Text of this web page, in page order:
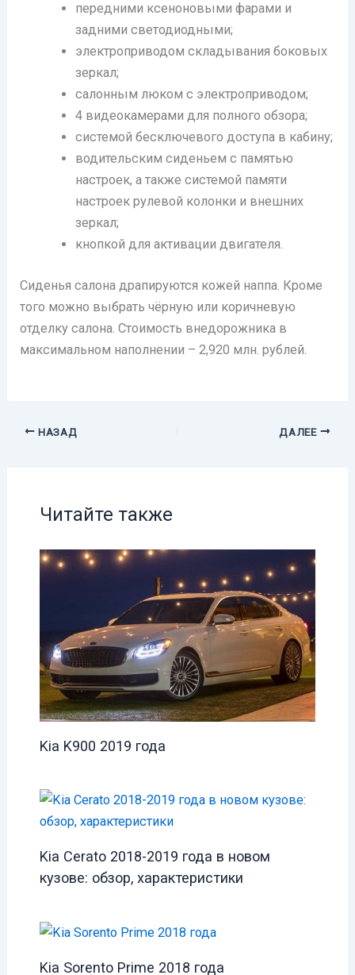
передними ксеноновыми фарами и
задними светодиодными;
электроприводом складывания боковых
зеркал;
салонным люком с электроприводом;
4 видеокамерами для полного обзора;
системой бесключевого доступа в кабину;
водительским сиденьем с памятью
настроек, а также системой памяти
настроек рулевой колонки и внешних
зеркал;
кнопкой для активации двигателя.
Сиденья салона драпируются кожей наппа. Кроме
того можно выбрать чёрную или коричневую
отделку салона. Стоимость внедорожника в
максимальном наполнении – 2,920 млн. рублей.
НАЗАД ДАЛЕЕ
Читайте также
Kia K900 2019 года
Kia Cerato 2018-2019 года в новом
кузове: обзор, характеристики
Kia Sorento Prime 2018 года